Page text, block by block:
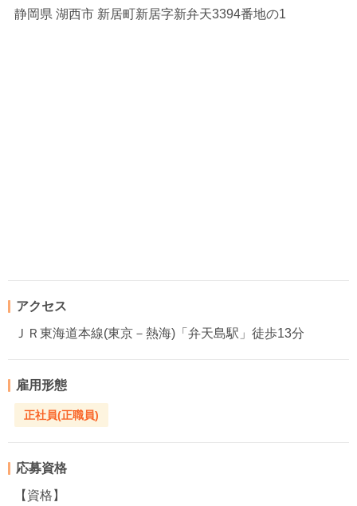
静岡県 湖西市 新居町新居字新弁天3394番地の1
アクセス
ＪＲ東海道本線(東京－熱海)「弁天島駅」徒歩13分
雇用形態
正社員(正職員)
応募資格
【資格】